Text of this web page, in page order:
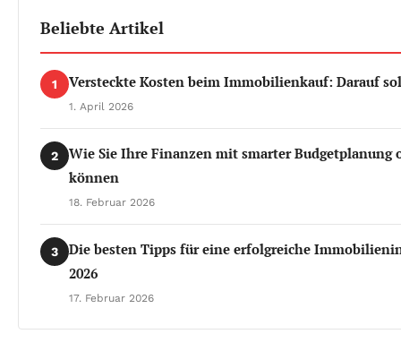
Beliebte Artikel
1 Versteckte Kosten beim Immobilienkauf: Darauf
1. April 2026
2
Wie Sie Ihre Finanzen mit smarter Budgetplanung
können
18. Februar 2026
3
Die besten Tipps für eine erfolgreiche
2026
17. Februar 2026